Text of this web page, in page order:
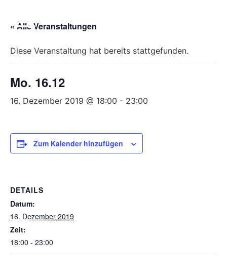
Sie,
diese
ein
verwendet.
« Alle Veranstaltungen
Diese Veranstaltung hat bereits stattgefunden.
Mo. 16.12
16. Dezember 2019 @ 18:00 - 23:00
Zum Kalender hinzufügen
DETAILS
Datum:
16. Dezember 2019
Zeit:
18:00 - 23:00